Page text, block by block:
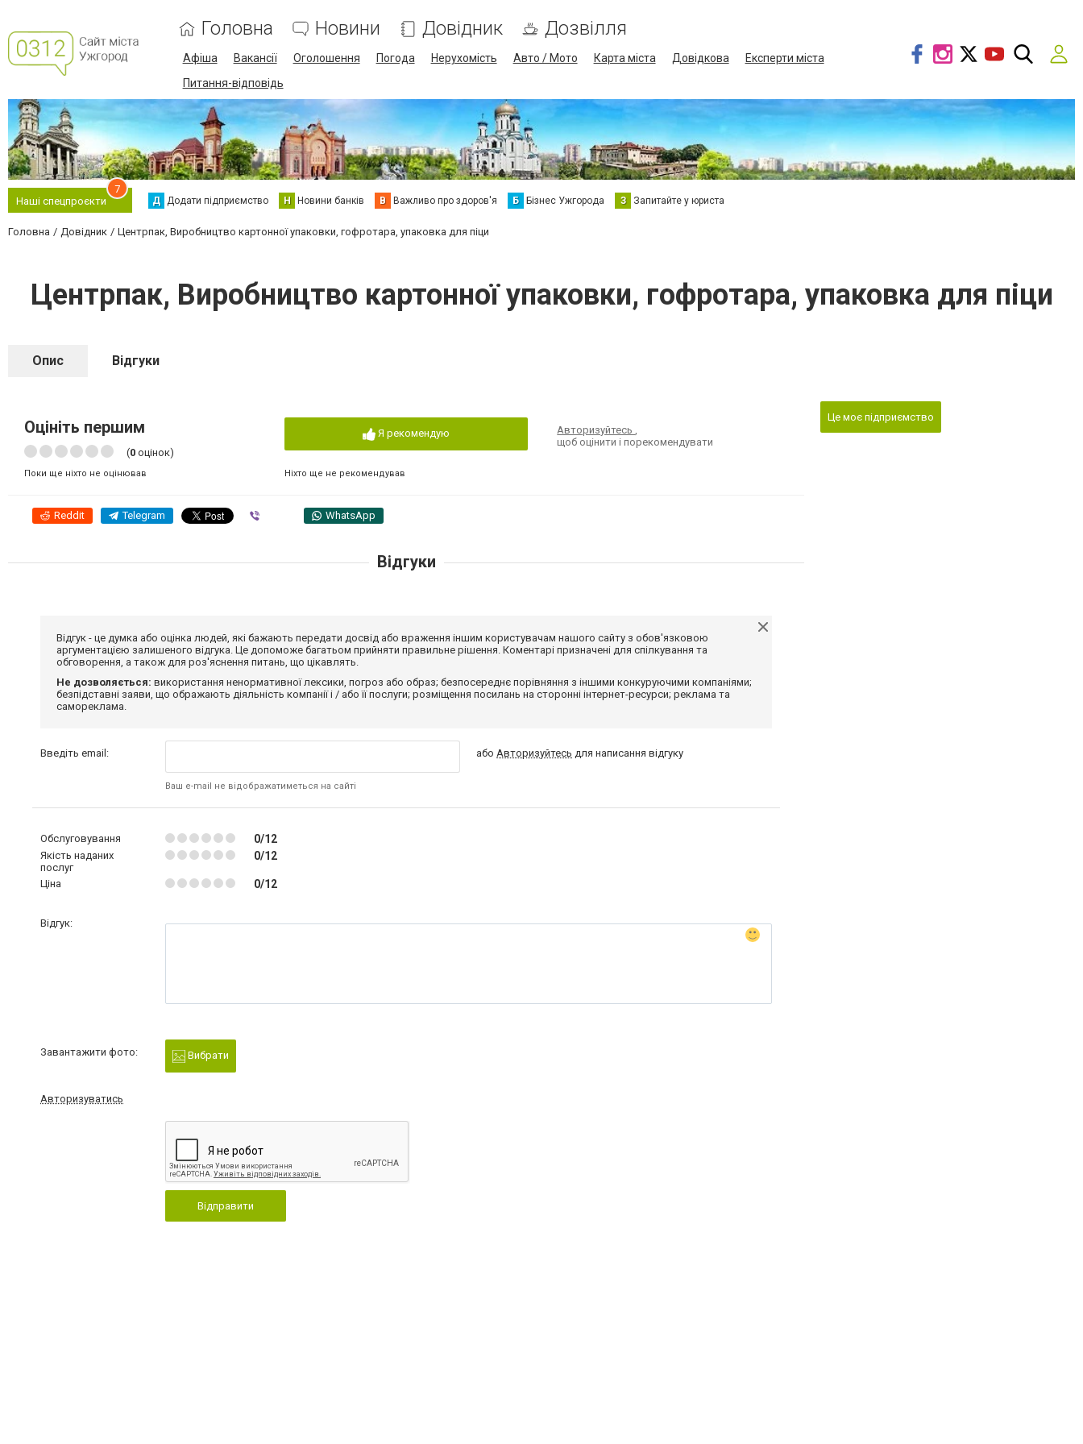
Головна Новини Довідник Дозвілля
Афіша Вакансії Оголошення Погода Нерухомість Авто / Мото Карта міста Довідкова
Експерти міста
Питання-відповідь
Наші спецпроєкти
7
Д Додати підприємство Н Новини банків В Важливо про здоров'я Б Бізнес Ужгорода З Запитайте у юриста
Головна Довідник Центрпак, Виробництво картонної упаковки, гофротара, упаковка для піци
Центрпак, Виробництво картонної упаковки, гофротара, упаковка для піци
Опис Відгуки
Оцініть першим
(0 оцінок)
Поки ще ніхто не оцінював
Я рекомендую
Ніхто ще не рекомендував
Авторизуйтесь,
щоб оцінити і порекомендувати
Reddit Telegram WhatsApp
Це моє підприємство
Відгуки
Відгук - це думка або оцінка людей, які бажають передати досвід або враження іншим користувачам нашого сайту з обов'язковою
аргументацією залишеного відгука. Це допоможе багатьом прийняти правильне рішення. Коментарі призначені для спілкування та
обговорення, а також для роз'яснення питань, що цікавлять.
Не дозволяється: використання ненормативної лексики, погроз або образ; безпосереднє порівняння з іншими конкуруючими компаніями;
безпідставні заяви, що ображають діяльність компанії і / або її послуги; розміщення посилань на сторонні інтернет-ресурси; реклама та
самореклама.
Введіть email:
Ваш e-mail не відображатиметься на сайті
абоАвторизуйтесь для написання відгуку
Обслуговування 0/12
Якість наданих
послуг
0/12
Ціна 0/12
Відгук:
Завантажити фото: Вибрати
Авторизуватись
Відправити